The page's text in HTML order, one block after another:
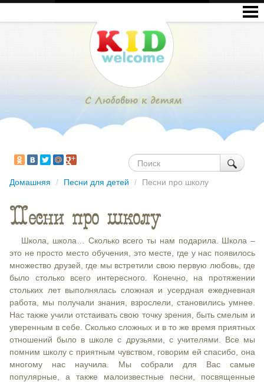
Домашняя / Песни для детей / Песни про школу
Песни про школу
Школа, школа… Сколько всего ты нам подарила. Школа –
это не просто место обучения, это месте, где у нас появилось
множество друзей, где мы встретили свою первую любовь, где
было столько всего интересного. Конечно, на протяжении
стольких лет выполнялась сложная и усердная ежедневная
работа, мы получали знания, взрослели, становились умнее.
Нас также учили отстаивать свою точку зрения, быть смелым и
уверенным в себе. Сколько сложных и в то же время приятных
отношений было в школе с друзьями, с учителями. Все мы
помним школу с приятным чувством, говорим ей спасибо, она
многому нас научила. Мы собрали для Вас самые
популярные, а также малоизвестные песни, посвященные